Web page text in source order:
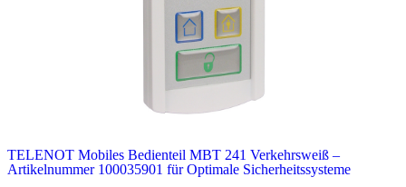
TELENOT Mobiles Bedienteil MBT 241 Verkehrsweiß –
Artikelnummer 100035901 für Optimale Sicherheitssysteme